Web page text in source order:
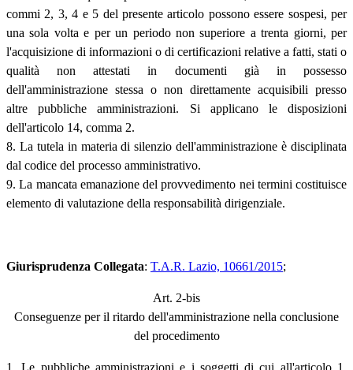
commi 2, 3, 4 e 5 del presente articolo possono essere sospesi, per
una sola volta e per un periodo non superiore a trenta giorni, per
l'acquisizione di informazioni o di certificazioni relative a fatti, stati o
qualità non attestati in documenti già in possesso
dell'amministrazione stessa o non direttamente acquisibili presso
altre pubbliche amministrazioni. Si applicano le disposizioni
dell'articolo 14, comma 2.
8. La tutela in materia di silenzio dell'amministrazione è disciplinata
dal codice del processo amministrativo.
9. La mancata emanazione del provvedimento nei termini costituisce
elemento di valutazione della responsabilità dirigenziale.
Giurisprudenza Collegata: T.A.R. Lazio, 10661/2015;
Art. 2-bis
Conseguenze per il ritardo dell'amministrazione nella conclusione
del procedimento
1. Le pubbliche amministrazioni e i soggetti di cui all'articolo 1,